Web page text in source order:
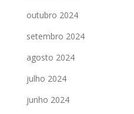
outubro 2024
setembro 2024
agosto 2024
julho 2024
junho 2024